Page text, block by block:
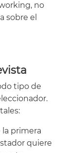
no
sobre el
tipo de
primera
quiere